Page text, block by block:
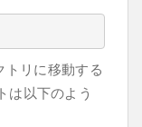
リに移動する
は以下のよう